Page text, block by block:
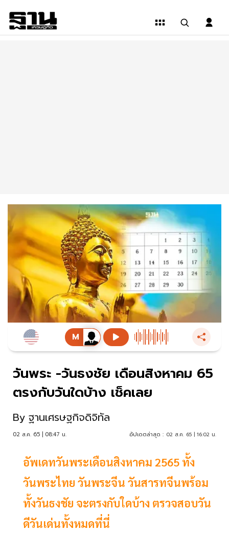
วันพระ -วันธงชัย เดือนสิงหาคม 65
ตรงกับวันใดบ้าง เช็คเลย
By ฐานเศรษฐกิจดิจิทัล
02 ส.ค. 65 | 08:47 น. อัปเดตล่าสุด : 02 ส.ค. 65 | 16:02 น.
อัพเดทวันพระเดือนสิงหาคม 2565 ทั้ง
วันพระไทย วันพระจีน วันสารทจีนพร้อม
ทั้งวันธงชัย จะตรงกับใดบ้าง ตรวจสอบวัน
ดีวันเด่นทั้งหมดที่นี่